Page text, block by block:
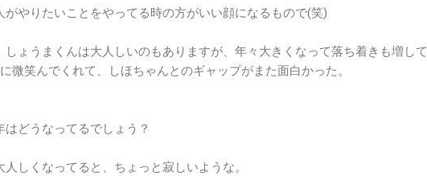
がやりたいことをやってる時の方がいい顔になるもので(笑)
しょうまくんは大人しいのもありますが、年々大きくなって落ち着きも増し
微笑んでくれて、しほちゃんとのギャップがまた面白かった。
はどうなってるでしょう？
人しくなってると、ちょっと寂しいような。